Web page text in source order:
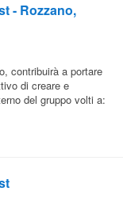
- Rozzano,
contribuirà a portare
di creare e
del gruppo volti a: